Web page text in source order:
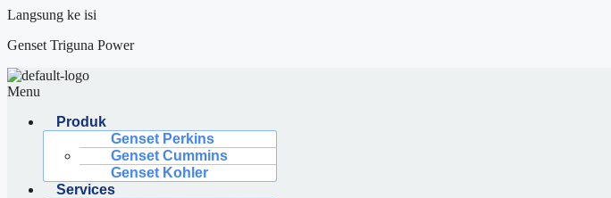
Langsung ke isi
Genset Triguna Power
Menu
Produk
Genset Perkins
Genset Cummins
Genset Kohler
Services